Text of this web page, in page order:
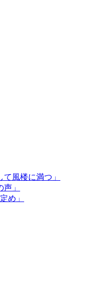
風楼に満つ」
」
め」